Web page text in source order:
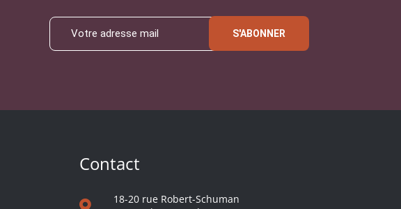
S'ABONNER
Contact
18-20 rue Robert-Schuman